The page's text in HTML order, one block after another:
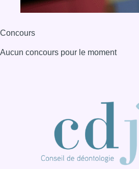
Concours
Aucun concours pour le moment